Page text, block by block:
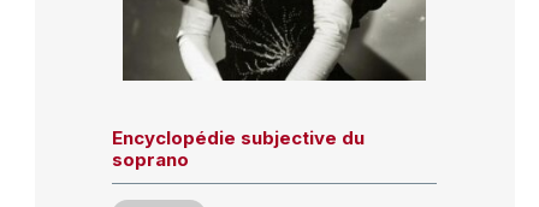
Encyclopédie subjective du
soprano